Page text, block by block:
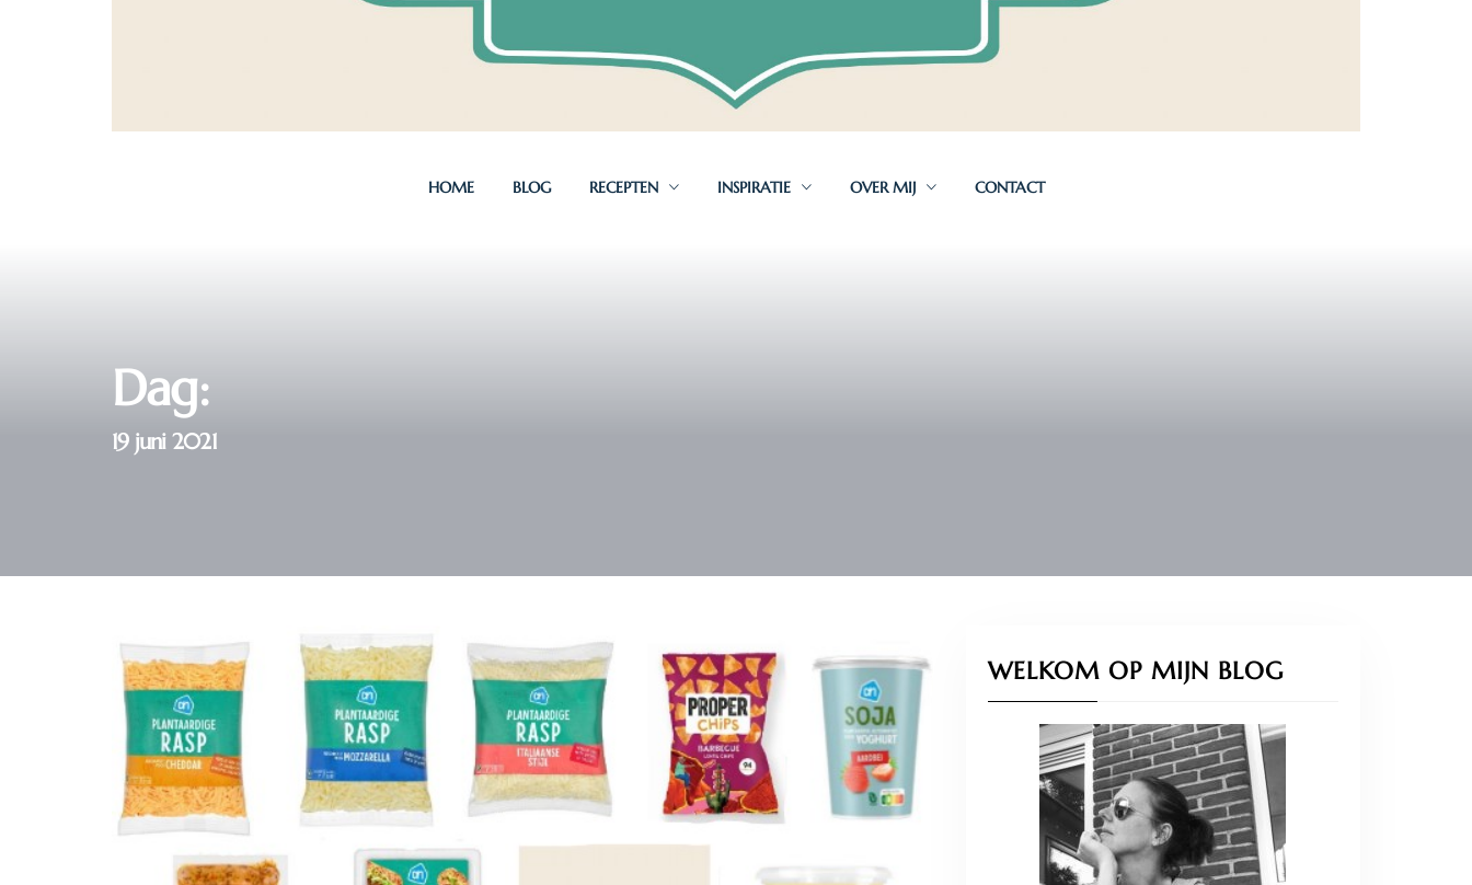
HOME BLOG RECEPTEN INSPIRATIE OVER MIJ CONTACT
Dag:
19 juni 2021
WELKOM OP MIJN BLOG